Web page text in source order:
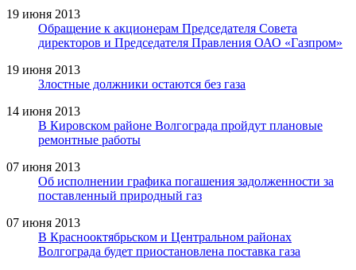
19 июня 2013
Обращение к акционерам Председателя Совета
директоров и Председателя Правления ОАО «Газпром»
19 июня 2013
Злостные должники остаются без газа
14 июня 2013
В Кировском районе Волгограда пройдут плановые
ремонтные работы
07 июня 2013
Об исполнении графика погашения задолженности за
поставленный природный газ
07 июня 2013
В Краснооктябрьском и Центральном районах
Волгограда будет приостановлена поставка газа